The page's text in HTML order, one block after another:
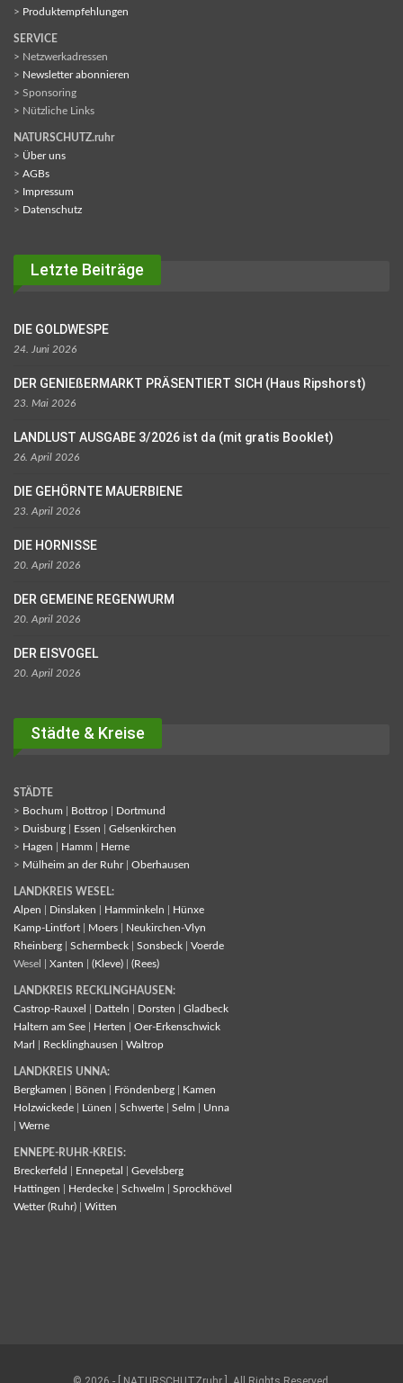
> Produktempfehlungen
SERVICE
> Netzwerkadressen
> Newsletter abonnieren
> Sponsoring
> Nützliche Links
NATURSCHUTZ.ruhr
> Über uns
> AGBs
> Impressum
> Datenschutz
Letzte Beiträge
DIE GOLDWESPE
24. Juni 2026
DER GENIEßERMARKT PRÄSENTIERT SICH (Haus Ripshorst)
23. Mai 2026
LANDLUST AUSGABE 3/2026 ist da (mit gratis Booklet)
26. April 2026
DIE GEHÖRNTE MAUERBIENE
23. April 2026
DIE HORNISSE
20. April 2026
DER GEMEINE REGENWURM
20. April 2026
DER EISVOGEL
20. April 2026
Städte & Kreise
STÄDTE
> Bochum Bottrop
Dortmund
> Duisburg Essen
Gelsenkirchen
> Hagen Hamm
Herne
> Mülheim an der Ruhr| Oberhausen
LANDKREIS WESEL:
Alpen
Dinslaken Hamminkeln
Hünxe
Kamp-Lintfort
Moers
Neukirchen-Vlyn
Rheinberg
Schermbeck Sonsbeck
Voerde
Wesel | Xanten (Kleve) (Rees)
LANDKREIS RECKLINGHAUSEN:
Castrop-Rauxel
Datteln Dorsten
Gladbeck
Haltern am See
Herten
Oer-Erkenschwick
Marl
Recklinghausen Waltrop
LANDKREIS UNNA:
Bergkamen
Bönen Fröndenberg
Kamen
Holzwickede
Lünen Schwerte Selm
Unna
Werne
ENNEPE-RUHR-KREIS:
Breckerfeld
Ennepetal
Gevelsberg
Hattingen
Herdecke Schwelm
Sprockhövel
Wetter (Ruhr)
Witten